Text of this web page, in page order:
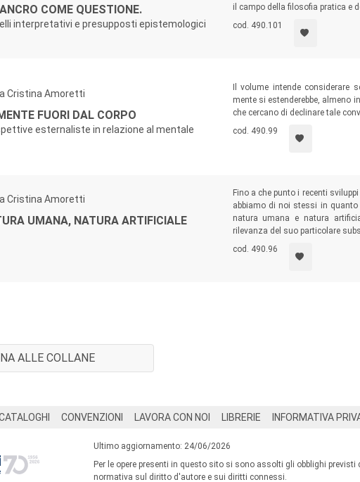
COME QUESTIONE.
interpretativi e presupposti epistemologici
il campo della filosofia pratica e
cod. 490.101
Cristina Amoretti
FUORI DAL CORPO
esternaliste in relazione al mentale
Il volume intende considerare
mente si estenderebbe, almeno
che cercano di declinare tale
cod. 490.99
Cristina Amoretti
UMANA, NATURA ARTIFICIALE
Fino a che punto i recenti
abbiamo di noi stessi in
natura umana e natura
rilevanza del suo particolare
cod. 490.96
ALLE COLLANE
CONVENZIONI LAVORA CON NOI LIBRERIE INFORMATIVA
Ultimo aggiornamento: 24/06/2026
Per le opere presenti in questo sito si sono assolti gli obblighi previsti
normativa sul diritto d'autore e sui diritti connessi.